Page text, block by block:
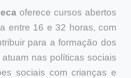
oferece cursos abertos
entre 16 e 32 horas, com
para a formação dos
nas políticas sociais
sociais com crianças e